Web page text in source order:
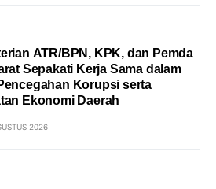
ATR/BPN, KPK, dan Pemda
Sepakati Kerja Sama dalam
Korupsi serta
Ekonomi Daerah
2026